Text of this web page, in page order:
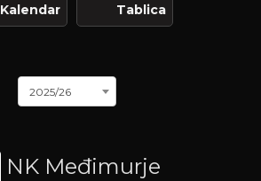
Kalendar Tablica
2025/26
NK Međimurje